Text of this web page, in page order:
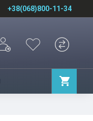
+38(068)800-11-34